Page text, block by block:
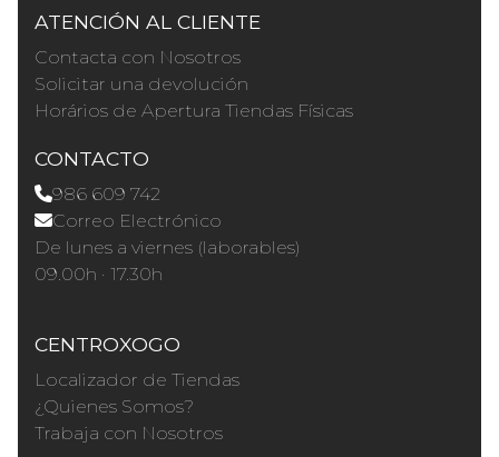
ATENCIÓN AL CLIENTE
Contacta con Nosotros
Solicitar una devolución
Horários de Apertura Tiendas Físicas
CONTACTO
986 609 742
Correo Electrónico
De lunes a viernes (laborables)
09.00h · 17.30h
CENTROXOGO
Localizador de Tiendas
¿Quienes Somos?
Trabaja con Nosotros